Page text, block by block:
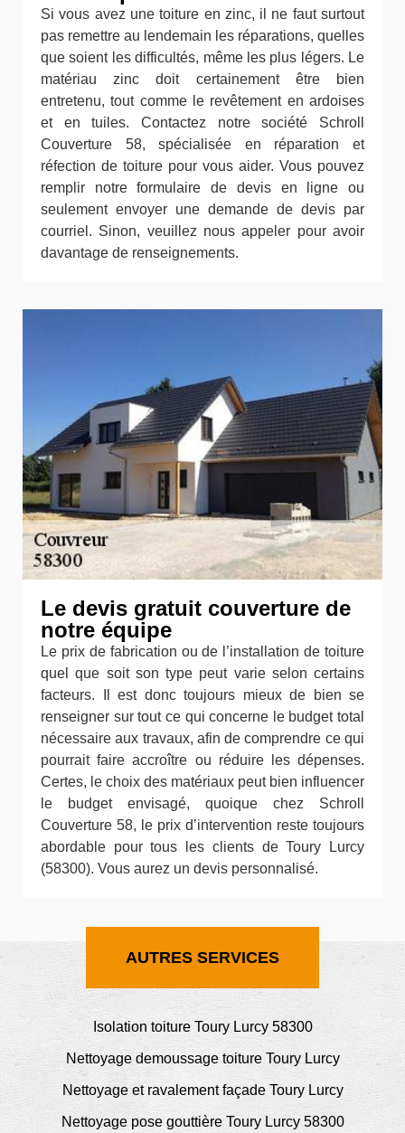
Si vous avez une toiture en zinc, il ne faut surtout
pas remettre au lendemain les réparations, quelles
que soient les difficultés, même les plus légers. Le
matériau zinc doit certainement être bien
entretenu, tout comme le revêtement en ardoises
et en tuiles. Contactez notre société Schroll
Couverture 58, spécialisée en réparation et
réfection de toiture pour vous aider. Vous pouvez
remplir notre formulaire de devis en ligne ou
seulement envoyer une demande de devis par
courriel. Sinon, veuillez nous appeler pour avoir
davantage de renseignements.
Le devis gratuit couverture de
notre équipe
Le prix de fabrication ou de l’installation de toiture
quel que soit son type peut varie selon certains
facteurs. Il est donc toujours mieux de bien se
renseigner sur tout ce qui concerne le budget total
nécessaire aux travaux, afin de comprendre ce qui
pourrait faire accroître ou réduire les dépenses.
Certes, le choix des matériaux peut bien influencer
le budget envisagé, quoique chez Schroll
Couverture 58, le prix d’intervention reste toujours
abordable pour tous les clients de Toury Lurcy
(58300). Vous aurez un devis personnalisé.
AUTRES SERVICES
Isolation toiture Toury Lurcy 58300
Nettoyage demoussage toiture Toury Lurcy
Nettoyage et ravalement façade Toury Lurcy
Nettoyage pose gouttière Toury Lurcy 58300